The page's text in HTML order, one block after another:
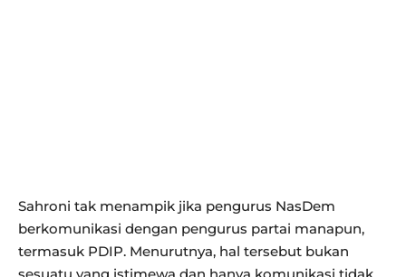
Sahroni tak menampik jika pengurus NasDem
berkomunikasi dengan pengurus partai manapun,
termasuk PDIP. Menurutnya, hal tersebut bukan
sesuatu yang istimewa dan hanya komunikasi tidak